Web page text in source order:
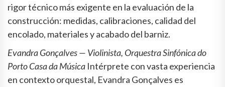
rigor técnico más exigente en la evaluación de la
construcción: medidas, calibraciones, calidad del
encolado, materiales y acabado del barniz.
Evandra Gonçalves — Violinista, Orquestra Sinfónica do
Porto Casa da Música Intérprete con vasta experiencia
en contexto orquestal, Evandra Gonçalves es